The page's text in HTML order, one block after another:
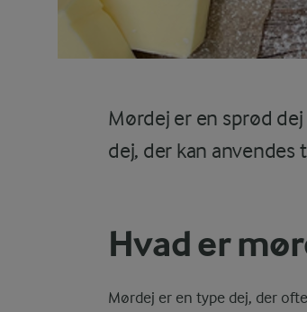
Mørdej er en sprød
dej, der kan
Hvad er
Mørdej er en type dej, der